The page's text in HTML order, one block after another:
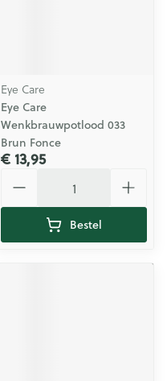
Eye Care
Eye Care
Wenkbrauwpotlood 033
Brun Fonce
€ 13,95
Bestel